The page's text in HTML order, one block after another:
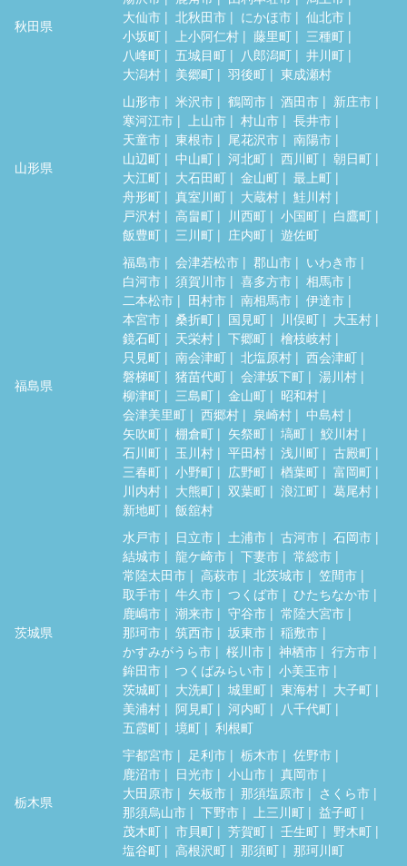
秋田県
大仙市
北秋田市 にかほ市
仙北市
小坂町
上小阿仁村 藤里町
三種町
八峰町
五城目町 八郎潟町
井川町
大潟村
美郷町 羽後町 東成瀬村
山形県
山形市 米沢市 鶴岡市 酒田市
新庄市
寒河江市
上山市 村山市
長井市
天童市
東根市 尾花沢市
南陽市
山辺町
中山町 河北町 西川町
朝日町
大江町
大石田町 金山町
最上町
舟形町
真室川町 大蔵村
鮭川村
戸沢村
高畠町 川西町 小国町
白鷹町
飯豊町
三川町 庄内町 遊佐町
福島県
福島市 会津若松市 郡山市
いわき市
白河市
須賀川市 喜多方市
相馬市
二本松市
田村市 南相馬市
伊達市
本宮市
桑折町 国見町 川俣町
大玉村
鏡石町
天栄村 下郷町
檜枝岐村
只見町
南会津町 北塩原村
西会津町
磐梯町
猪苗代町 会津坂下町
湯川村
柳津町
三島町 金山町
昭和村
会津美里町
西郷村 泉崎村
中島村
矢吹町
棚倉町 矢祭町 塙町
鮫川村
石川町
玉川村 平田村 浅川町
古殿町
三春町
小野町 広野町 楢葉町
富岡町
川内村
大熊町 双葉町 浪江町
葛尾村
新地町
飯舘村
茨城県
水戸市 日立市 土浦市 古河市
石岡市
結城市
龍ケ崎市 下妻市
常総市
常陸太田市
高萩市 北茨城市
笠間市
取手市
牛久市 つくば市
ひたちなか市
鹿嶋市
潮来市 守谷市
常陸大宮市
那珂市
筑西市 坂東市
稲敷市
かすみがうら市
桜川市 神栖市
行方市
鉾田市
つくばみらい市
小美玉市
茨城町
大洗町 城里町 東海村
大子町
美浦村
阿見町 河内町
八千代町
五霞町
境町 利根町
栃木県
宇都宮市 足利市 栃木市
佐野市
鹿沼市
日光市 小山市
真岡市
大田原市
矢板市 那須塩原市
さくら市
那須烏山市
下野市 上三川町
益子町
茂木町
市貝町 芳賀町 壬生町
野木町
塩谷町
高根沢町 那須町 那珂川町